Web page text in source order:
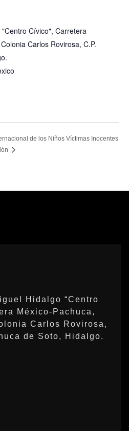
Cívico", Carretera
Carlos Rovirosa, C.P.
de los Niños Víctimas Inocentes
Hidalgo “Centro
México-Pachuca,
Carlos Rovirosa,
de Soto, Hidalgo.